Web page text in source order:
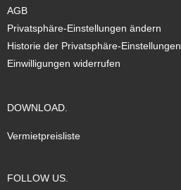
AGB
Privatsphäre-Einstellungen ändern
Historie der Privatsphäre-Einstellungen
Einwilligungen widerrufen
DOWNLOAD.
Vermietpreisliste
FOLLOW US.